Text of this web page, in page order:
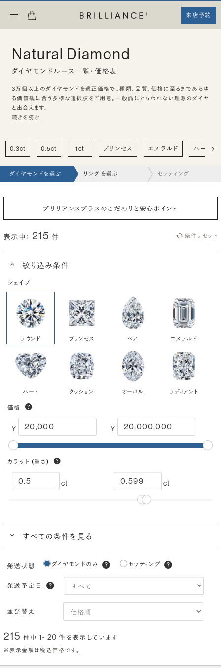
来店予約
Natural Diamond
ダイヤモンドルース一覧・価格表
3万個以上のダイヤモンドを適正価格で。種類、品質、価格に至るまであらゆ
る価値観に合う多様な選択肢をご用意。一般論にとらわれない理想のダイヤ
と出会えます。
続きを読む
0.3ct 0.5ct 1ct プリンセス エメラルド ハート
ダイヤモンドを選ぶ リングを選ぶ セッティング
ブリリアンスプラスのこだわりと安心ポイント
表示中： 215 件 条件リセット
絞り込み条件
シェイプ
ラウンド プリンセス ペア エメラルド
ハート クッション オーバル ラディアント
価格
¥ ¥
カラット (重さ)
ct ct
すべての条件を見る
ブランドで人気の品質 ダイヤモンドでプロポーズにおすすめ
I
VS2 VS1 VVS2 VVS1 IF FL
発送状態 ダイヤモンドのみ セッティング
発送予定日
並び替え
215 件中 1~ 20件を表示しています
※表示金額は税込価格です。